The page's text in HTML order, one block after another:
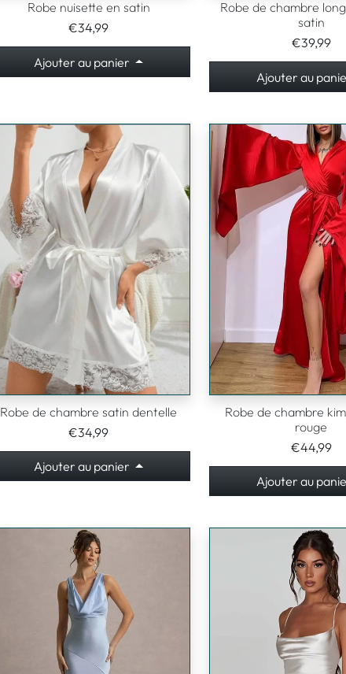
Robe nuisette en satin
€34,99
Ajouter au panier
Robe de chambre
satin
€39,99
Ajouter au
Robe de chambre satin dentelle
€34,99
Ajouter au panier
Robe de chambre
rouge
€44,99
Ajouter au